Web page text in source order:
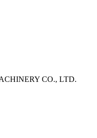
CO., LTD.